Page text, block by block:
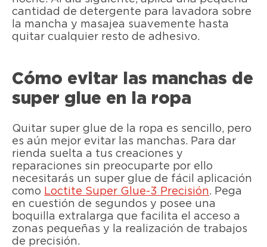
cantidad de detergente para lavadora sobre
la mancha y masajea suavemente hasta
quitar cualquier resto de adhesivo.
Cómo evitar las manchas de
super glue en la ropa
Quitar super glue de la ropa es sencillo, pero
es aún mejor evitar las manchas. Para dar
rienda suelta a tus creaciones y
reparaciones sin preocuparte por ello
necesitarás un super glue de fácil aplicación
como Loctite Super Glue-3 Precisión. Pega
en cuestión de segundos y posee una
boquilla extralarga que facilita el acceso a
zonas pequeñas y la realización de trabajos
de precisión.